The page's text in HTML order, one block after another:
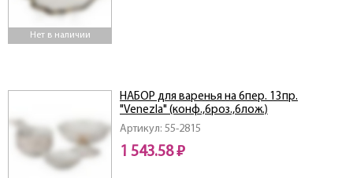
Нет в наличии
Артикул: 55-2815
НАБОР для варенья на 6пер. 13пр.
"Venezla" (конф.,6роз.,6лож.)
1 543.58 ₽